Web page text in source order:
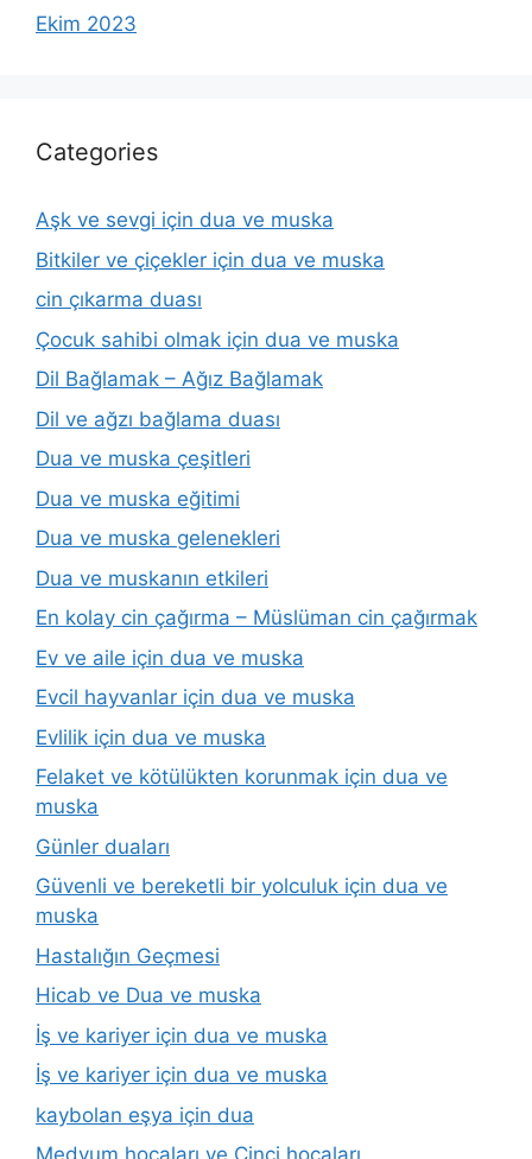
Ekim 2023
Categories
Aşk ve sevgi için dua ve muska
Bitkiler ve çiçekler için dua ve muska
cin çıkarma duası
Çocuk sahibi olmak için dua ve muska
Dil Bağlamak – Ağız Bağlamak
Dil ve ağzı bağlama duası
Dua ve muska çeşitleri
Dua ve muska eğitimi
Dua ve muska gelenekleri
Dua ve muskanın etkileri
En kolay cin çağırma – Müslüman cin çağırmak
Ev ve aile için dua ve muska
Evcil hayvanlar için dua ve muska
Evlilik için dua ve muska
Felaket ve kötülükten korunmak için dua ve
muska
Günler duaları
Güvenli ve bereketli bir yolculuk için dua ve
muska
Hastalığın Geçmesi
Hicab ve Dua ve muska
İş ve kariyer için dua ve muska
İş ve kariyer için dua ve muska
kaybolan eşya için dua